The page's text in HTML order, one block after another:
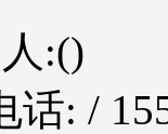
:()
话: /